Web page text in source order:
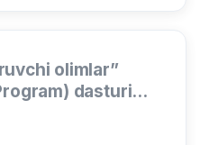
olimlar”
dasturiga